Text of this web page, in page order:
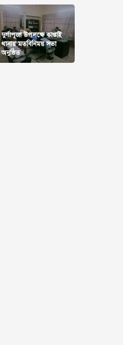
দুর্গাপূজা উপলক্ষে কাপ্তাই
থানায় মতবিনিময় সভা
অনুষ্ঠিত